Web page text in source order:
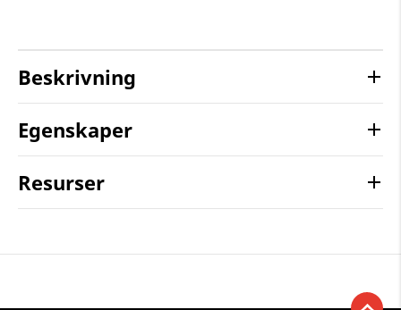
Beskrivning
Egenskaper
Resurser